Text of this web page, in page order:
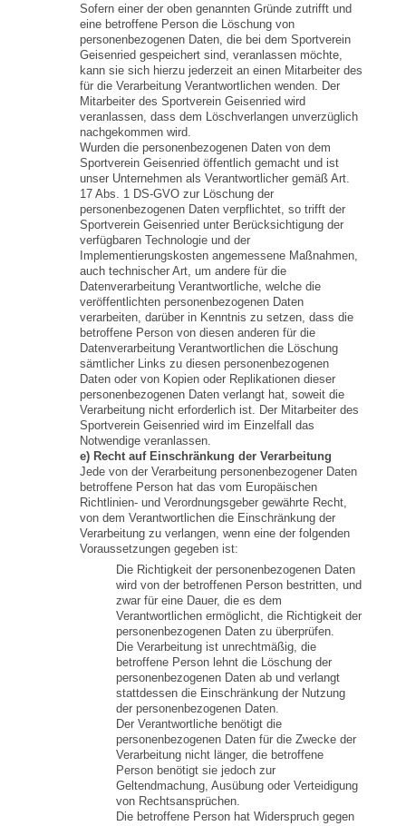
Sofern einer der oben genannten Gründe zutrifft und
eine betroffene Person die Löschung von
personenbezogenen Daten, die bei dem Sportverein
Geisenried gespeichert sind, veranlassen möchte,
kann sie sich hierzu jederzeit an einen Mitarbeiter des
für die Verarbeitung Verantwortlichen wenden. Der
Mitarbeiter des Sportverein Geisenried wird
veranlassen, dass dem Löschverlangen unverzüglich
nachgekommen wird.
Wurden die personenbezogenen Daten von dem
Sportverein Geisenried öffentlich gemacht und ist
unser Unternehmen als Verantwortlicher gemäß Art.
17 Abs. 1 DS-GVO zur Löschung der
personenbezogenen Daten verpflichtet, so trifft der
Sportverein Geisenried unter Berücksichtigung der
verfügbaren Technologie und der
Implementierungskosten angemessene Maßnahmen,
auch technischer Art, um andere für die
Datenverarbeitung Verantwortliche, welche die
veröffentlichten personenbezogenen Daten
verarbeiten, darüber in Kenntnis zu setzen, dass die
betroffene Person von diesen anderen für die
Datenverarbeitung Verantwortlichen die Löschung
sämtlicher Links zu diesen personenbezogenen
Daten oder von Kopien oder Replikationen dieser
personenbezogenen Daten verlangt hat, soweit die
Verarbeitung nicht erforderlich ist. Der Mitarbeiter des
Sportverein Geisenried wird im Einzelfall das
Notwendige veranlassen.
e) Recht auf Einschränkung der Verarbeitung
Jede von der Verarbeitung personenbezogener Daten
betroffene Person hat das vom Europäischen
Richtlinien- und Verordnungsgeber gewährte Recht,
von dem Verantwortlichen die Einschränkung der
Verarbeitung zu verlangen, wenn eine der folgenden
Voraussetzungen gegeben ist:
Die Richtigkeit der personenbezogenen Daten
wird von der betroffenen Person bestritten, und
zwar für eine Dauer, die es dem
Verantwortlichen ermöglicht, die Richtigkeit der
personenbezogenen Daten zu überprüfen.
Die Verarbeitung ist unrechtmäßig, die
betroffene Person lehnt die Löschung der
personenbezogenen Daten ab und verlangt
stattdessen die Einschränkung der Nutzung
der personenbezogenen Daten.
Der Verantwortliche benötigt die
personenbezogenen Daten für die Zwecke der
Verarbeitung nicht länger, die betroffene
Person benötigt sie jedoch zur
Geltendmachung, Ausübung oder Verteidigung
von Rechtsansprüchen.
Die betroffene Person hat Widerspruch gegen